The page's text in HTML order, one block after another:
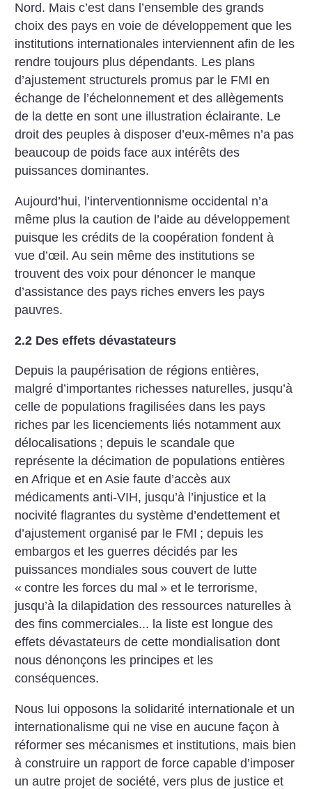
Nord. Mais c’est dans l’ensemble des grands
choix des pays en voie de développement que les
institutions internationales interviennent afin de les
rendre toujours plus dépendants. Les plans
d’ajustement structurels promus par le FMI en
échange de l’échelonnement et des allègements
de la dette en sont une illustration éclairante. Le
droit des peuples à disposer d’eux-mêmes n’a pas
beaucoup de poids face aux intérêts des
puissances dominantes.
Aujourd’hui, l’interventionnisme occidental n’a
même plus la caution de l’aide au développement
puisque les crédits de la coopération fondent à
vue d’œil. Au sein même des institutions se
trouvent des voix pour dénoncer le manque
d’assistance des pays riches envers les pays
pauvres.
2.2 Des effets dévastateurs
Depuis la paupérisation de régions entières,
malgré d’importantes richesses naturelles, jusqu’à
celle de populations fragilisées dans les pays
riches par les licenciements liés notamment aux
délocalisations ; depuis le scandale que
représente la décimation de populations entières
en Afrique et en Asie faute d’accès aux
médicaments anti-VIH, jusqu’à l’injustice et la
nocivité flagrantes du système d’endettement et
d’ajustement organisé par le FMI ; depuis les
embargos et les guerres décidés par les
puissances mondiales sous couvert de lutte
« contre les forces du mal » et le terrorisme,
jusqu’à la dilapidation des ressources naturelles à
des fins commerciales... la liste est longue des
effets dévastateurs de cette mondialisation dont
nous dénonçons les principes et les
conséquences.
Nous lui opposons la solidarité internationale et un
internationalisme qui ne vise en aucune façon à
réformer ses mécanismes et institutions, mais bien
à construire un rapport de force capable d’imposer
un autre projet de société, vers plus de justice et